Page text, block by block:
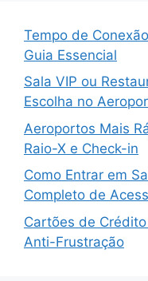
Tempo de
Guia Essencial
Sala VIP ou
Escolha no
Aeroportos Mais
Raio-X e Check-in
Como Entrar em
Completo de
Cartões de
Anti-Frustração